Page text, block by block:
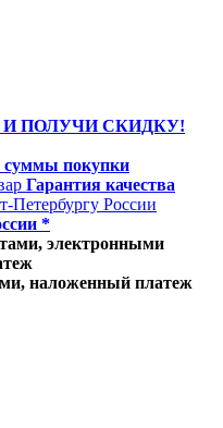
И ПОЛУЧИ СКИДКУ!
суммы покупки
Гарантия качества
*
наложенный платеж